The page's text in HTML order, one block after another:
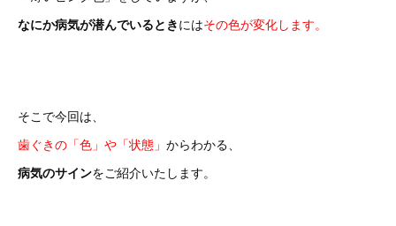
なにか病気が潜んでいるときにはその色が変化します。
そこで今回は、
歯ぐきの「色」や「状態」 からわかる、
病気のサインをご紹介いたします。